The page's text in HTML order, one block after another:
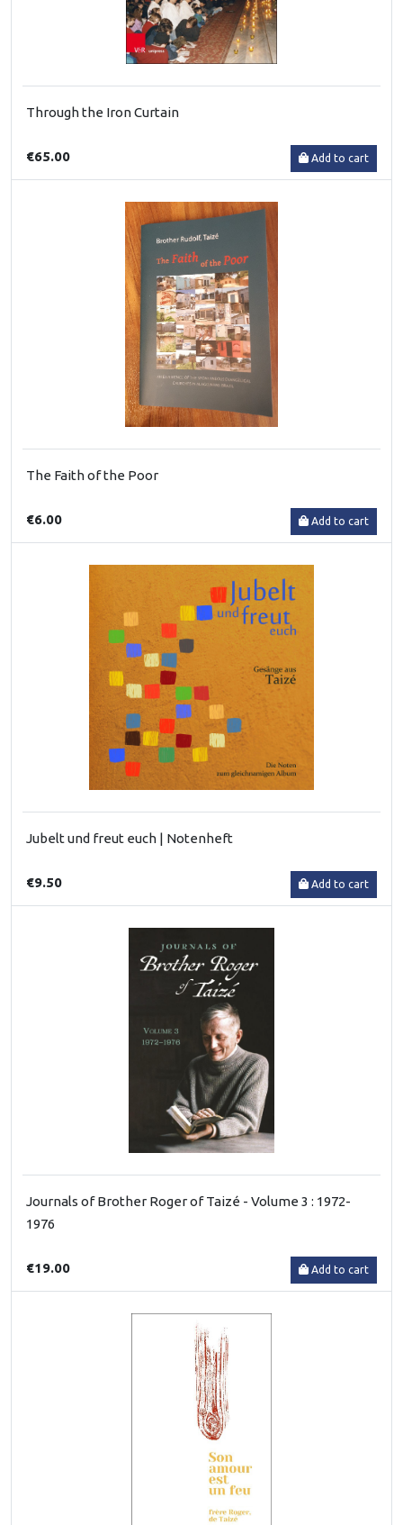
Through the Iron Curtain
€65.00 Add to cart
The Faith of the Poor
€6.00 Add to cart
Jubelt und freut euch | Notenheft
€9.50 Add to cart
Journals of Brother Roger of Taizé - Volume 3 : 1972-
1976
€19.00 Add to cart